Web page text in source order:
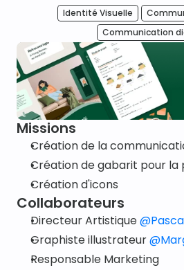
Identité Visuelle
Communication
Missions
Création de la
Création de gabarit pour la
Création d'icons
Collaborateurs
Directeur Artistique
Graphiste illustrateur
Responsable Marketing